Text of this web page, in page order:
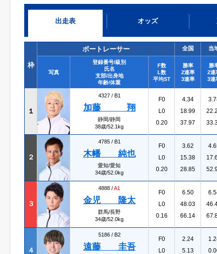
出走表 オッズ
枠
ボートレーサー 全国 当
写真
登録番号/級別
氏名
支部/出身地
年齢/体重
F数
L数
平均ST
勝率
2連率
3連率
勝
2連
3連
１
4327 / B1
加藤 翔
静岡/静岡
38歳/52.1kg
F0
L0
0.20
4.34
18.99
37.97
２
4785 / B1
木幡 純也
愛知/愛知
34歳/52.0kg
F0
L0
0.20
3.62
15.38
28.85
３
4888 /A1
金児 隆太
群馬/長野
34歳/52.0kg
F0
L0
0.16
6.50
48.03
66.14
４
5186 / B2
遠藤 圭吾
F0
L0
2.24
5.13